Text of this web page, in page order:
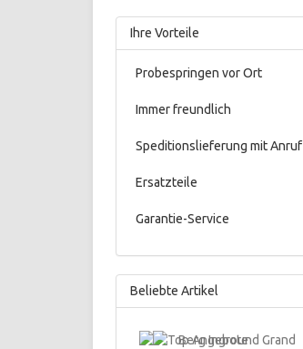
Ihre Vorteile
Probespringen vor Ort
Immer freundlich
Speditionslieferung mit Anruf
Ersatzteile
Garantie-Service
Beliebte Artikel